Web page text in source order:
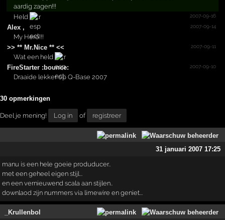
aardig zagen!!!
2007-09-16
Held
Alex ,
2007-09-14
My Hero!!!
>> **­ Mr.­Nice **­ <<
2007-09-11
Wat een held
FireStarter :bounce:
2007-09-10
Draaide lekker op Q-Base 2007
30 opmerkingen
Deel je mening! Log in of registreer
31 januari 2007 17:25
manu is een hele goeie produducer..
met een geheel eigen stijl...
en een vernieuwend scala aan stijlen..
downlaod zijn nummers via limewire en geniet...
_Krullenbol